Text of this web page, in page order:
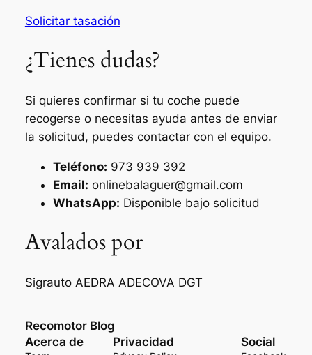
Solicitar tasación
¿Tienes dudas?
Si quieres confirmar si tu coche puede
recogerse o necesitas ayuda antes de enviar
la solicitud, puedes contactar con el equipo.
Teléfono: 973 939 392
Email: onlinebalaguer@gmail.com
WhatsApp: Disponible bajo solicitud
Avalados por
Sigrauto AEDRA ADECOVA DGT
Recomotor Blog
Acerca de
Privacidad Social